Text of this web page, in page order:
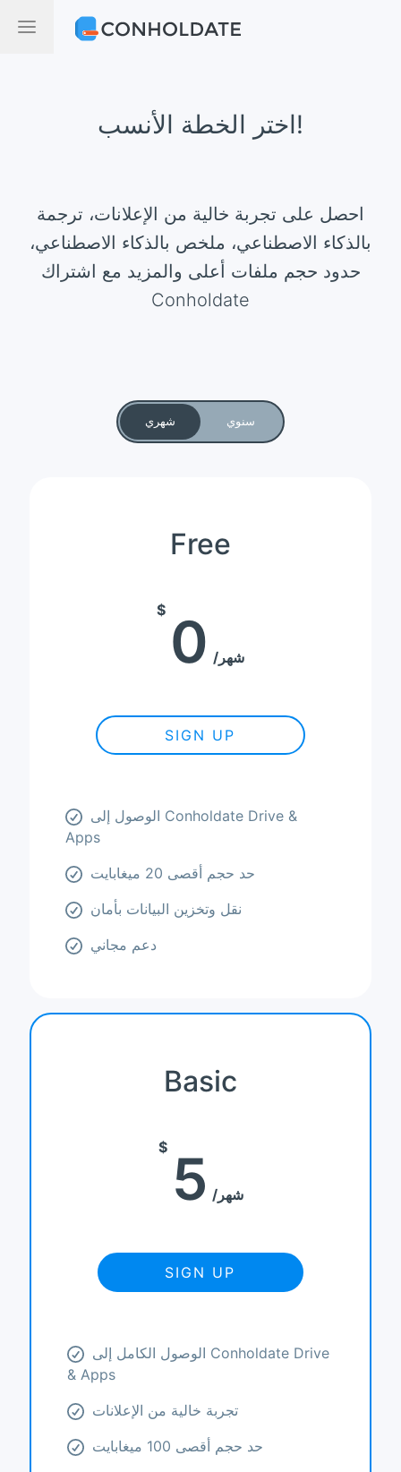
اختر الخطة الأنسب!
احصل على تجربة خالية من الإعلانات، ترجمة
بالذكاء الاصطناعي، ملخص بالذكاء الاصطناعي،
حدود حجم ملفات أعلى والمزيد مع اشتراك
Conholdate
شهري سنوي
Free
$ 0 شهر
SIGN UP
Apps
حد حجم أقصى 20 ميغابايت
نقل وتخزين البيانات بأمان
دعم مجاني
Basic
$ 5 شهر
SIGN UP
& Apps
تجربة خالية من الإعلانات
حد حجم أقصى 100 ميغابايت